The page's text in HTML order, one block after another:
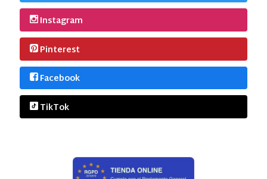
Instagram
Pinterest
Facebook
TikTok